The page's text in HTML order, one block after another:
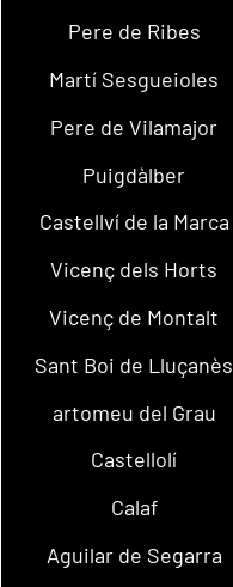
Pere de Ribes
Martí Sesgueioles
Pere de Vilamajor
Puigdàlber
Castellví de la Marca
Vicenç dels Horts
Vicenç de Montalt
Sant Boi de Lluçanès
artomeu del Grau
Castellolí
Calaf
Aguilar de Segarra